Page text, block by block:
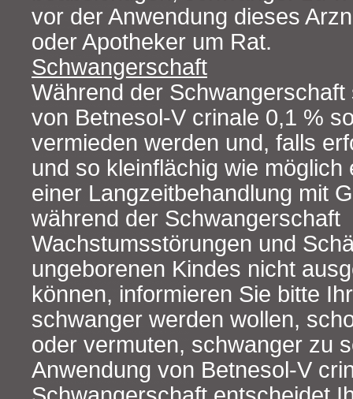
vor der Anwendung dieses
oder Apotheker um Rat.
Schwangerschaft
Während der Schwangerschaft
von Betnesol-V crinale 0,1 %
vermieden werden und, falls
und so kleinflächig wie möglich
einer Langzeitbehandlung mit
während der Schwangerschaft
Wachstumsstörungen und
ungeborenen Kindes nicht
können, informieren Sie bitte
schwanger werden wollen,
oder vermuten, schwanger zu
Anwendung von Betnesol-V